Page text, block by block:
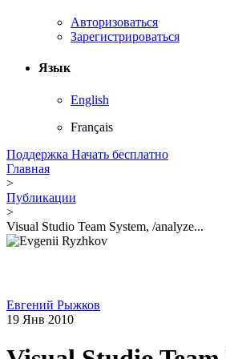
Авторизоваться
Зарегистрироваться
Язык
English
Français
Поддержка Начать бесплатно
Главная
>
Публикации
>
Visual Studio Team System, /analyze...
Евгений Рыжков
19 Янв 2010